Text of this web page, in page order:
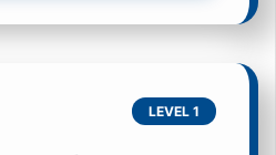
LEVEL 1